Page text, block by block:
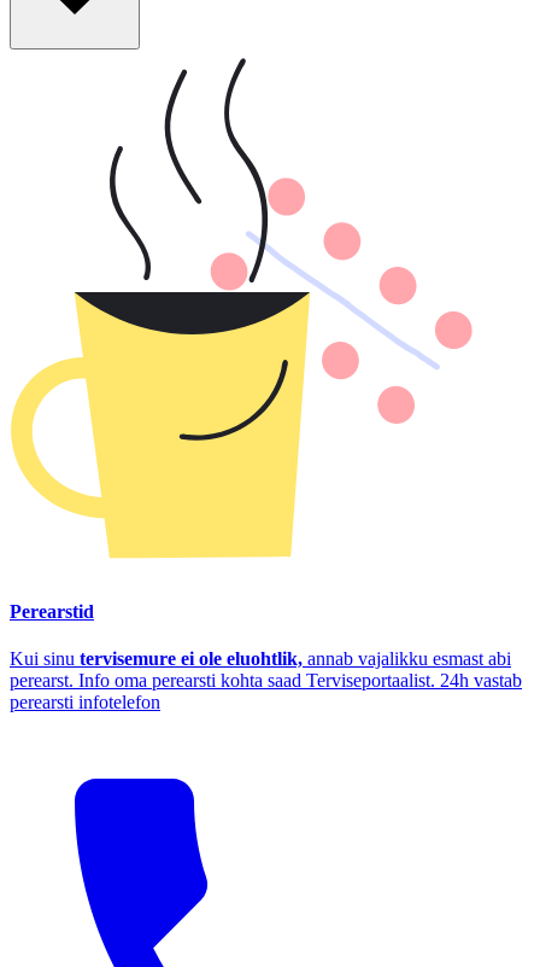
Perearstid
Kui sinu tervisemure ei ole eluohtlik, annab vajalikku esmast abi
perearst. Info oma perearsti kohta saad Terviseportaalist. 24h vastab
perearsti infotelefon